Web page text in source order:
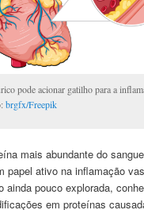
pode acionar gatilho para a
brgfx/Freepik
mais abundante do
papel ativo na inflamação
ainda pouco explorada,
em proteínas